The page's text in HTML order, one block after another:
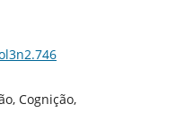
Cognição,